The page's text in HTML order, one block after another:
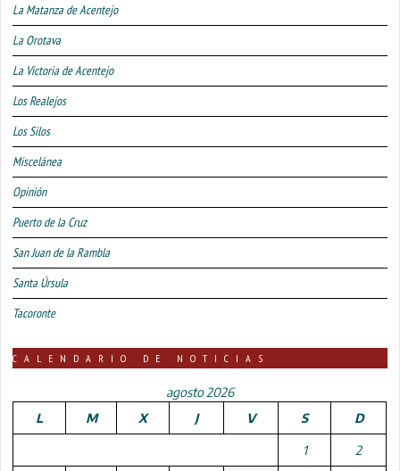
La Matanza de Acentejo
La Orotava
La Victoria de Acentejo
Los Realejos
Los Silos
Miscelánea
Opinión
Puerto de la Cruz
San Juan de la Rambla
Santa Úrsula
Tacoronte
CALENDARIO DE NOTICIAS
agosto 2026
L
M X J V S D
1 2